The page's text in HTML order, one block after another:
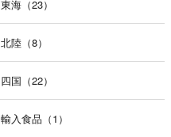
東海（23）
北陸（8）
四国（22）
輸入食品（1）